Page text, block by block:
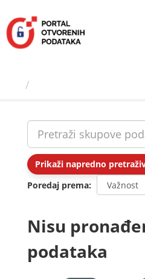
sadržaj
Prikaži napredno
Poredaj prema
Nisu
podataka